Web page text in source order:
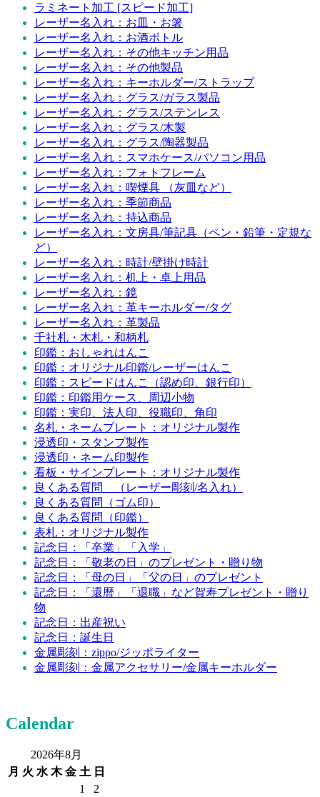
ラミネート加工 [スピード加工]
レーザー名入れ：お皿・お箸
レーザー名入れ：お酒ボトル
レーザー名入れ：その他キッチン用品
レーザー名入れ：その他製品
レーザー名入れ：キーホルダー/ストラップ
レーザー名入れ：グラス/ガラス製品
レーザー名入れ：グラス/ステンレス
レーザー名入れ：グラス/木製
レーザー名入れ：グラス/陶器製品
レーザー名入れ：スマホケース/パソコン用品
レーザー名入れ：フォトフレーム
レーザー名入れ：喫煙具 （灰皿など）
レーザー名入れ：季節商品
レーザー名入れ：持込商品
レーザー名入れ：文房具/筆記具（ペン・鉛筆・定規な
ど）
レーザー名入れ：時計/壁掛け時計
レーザー名入れ：机上・卓上用品
レーザー名入れ：鏡
レーザー名入れ：革キーホルダー/タグ
レーザー名入れ：革製品
千社札・木札・和柄札
印鑑：おしゃれはんこ
印鑑：オリジナル印鑑/レーザーはんこ
印鑑：スピードはんこ（認め印、銀行印）
印鑑：印鑑用ケース、周辺小物
印鑑：実印、法人印、役職印、角印
名札・ネームプレート：オリジナル製作
浸透印・スタンプ製作
浸透印・ネーム印製作
看板・サインプレート：オリジナル製作
良くある質問 （レーザー彫刻/名入れ）
良くある質問（ゴム印）
良くある質問（印鑑）
表札：オリジナル製作
記念日：「卒業」「入学」
記念日：「敬老の日」のプレゼント・贈り物
記念日：「母の日」「父の日」のプレゼント
記念日：「還暦」「退職」など賀寿プレゼント・贈り
物
記念日：出産祝い
記念日：誕生日
金属彫刻：zippo/ジッポライター
金属彫刻：金属アクセサリー/金属キーホルダー
Calendar
2026年8月
月 火 水 木 金 土 日
1
2